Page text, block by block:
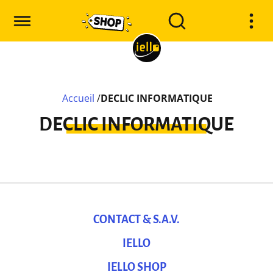
Accueil /DECLIC INFORMATIQUE
DECLIC INFORMATIQUE
CONTACT & S.A.V.
IELLO
IELLO SHOP